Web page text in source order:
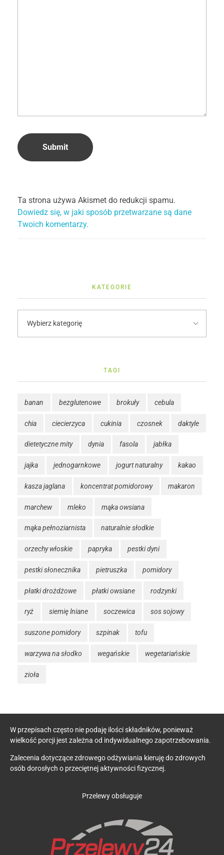
Ta strona używa Akismet do redukcji spamu.
Dowiedz się, w jaki sposób przetwarzane są dane
Twoich komentarzy.
KATEGORIE
TAGI
banan bezglutenowe brokuły cebula
chia ciecierzyca cukinia czosnek daktyle
dietetyczne mity dynia fasola jabłka
jajka jednogarnkowe jogurt naturalny kakao
kasza jaglana koncentrat pomidorowy makaron
marchew mleko mąka owsiana
mąka pełnoziarnista naturalnie słodkie
orzechy włoskie papryka pestki dyni
pestki słonecznika pietruszka pomidory
płatki drożdżowe płatki owsiane rodzynki
ryż siemię lniane soczewica sos sojowy
suszone pomidory szpinak tofu
warzywa na słodko wegańskie wegetariańskie
zioła
W przepisach często nie podaję ilości składników, ponieważ
wielkość porcji jest zależna od indywidualnego zapotrzebowania.
Zalecenia dotyczące zdrowego odżywiania kieruję do zdrowych
osób dorosłych o przeciętnej aktywności fizycznej.
Przelewy obsługuje